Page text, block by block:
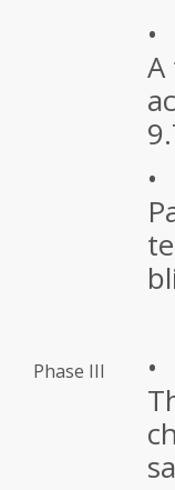
•
A
•
Phase III
•